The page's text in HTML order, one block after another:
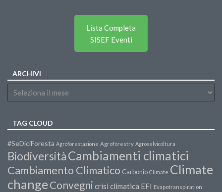
Lista Completa
SISEF Eventi
ARCHIVI
TAG CLOUD
#SeDiciForesta Agroforestazione Agroforestry Agroselvicoltura
BiodiversitàCambiamenti climatici
Cambiamento Climatico Carbonio Climate Climate
changeConvegni crisi climatica EFI Evapotranspiration